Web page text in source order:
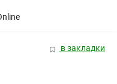
в закладки